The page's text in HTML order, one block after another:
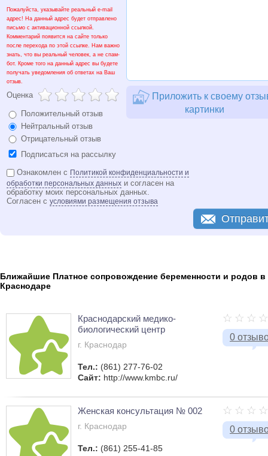
Пожалуйста, указывайте реальный e-mail
адрес! На данный адрес будет отправлено
письмо с активационной ссылкой.
Комментарий появится на сайте только
после перехода по этой ссылке. Нам важно
знать, что вы реальный человек, а не спам-
бот. Кроме того на данный адрес вы будете
получать уведомления об ответах на Ваш
отзыв.
Оценка
Положительный отзыв
Нейтральный отзыв
Отрицательный отзыв
Подписаться на рассылку
Приложить к своему
картинки
Ознакомлен с Политикой конфиденциальности и
обработки персональных данных и согласен на
обработку моих персональных данных.
Согласен с условиями размещения отзыва
Ближайшие Платное сопровождение беременности и родов в
Краснодаре
0
Краснодарский медико-
биологический центр
г. Краснодар
Тел.: (861) 277-76-02
Сайт: http://www.kmbc.ru/
0
Женская консультация № 002
г. Краснодар
Тел.: (861) 255-41-85